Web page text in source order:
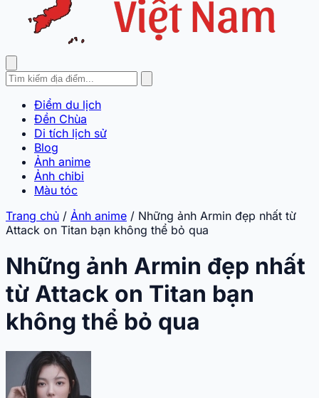
Điểm du lịch
Đền Chùa
Di tích lịch sử
Blog
Ảnh anime
Ảnh chibi
Màu tóc
Trang chủ / Ảnh anime / Những ảnh Armin đẹp nhất từ
Attack on Titan bạn không thể bỏ qua
Những ảnh Armin đẹp nhất
từ Attack on Titan bạn
không thể bỏ qua